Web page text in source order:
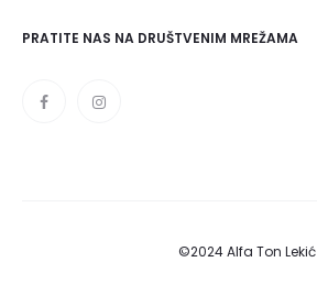
PRATITE NAS NA DRUŠTVENIM MREŽAMA
©2024 Alfa Ton Lekić